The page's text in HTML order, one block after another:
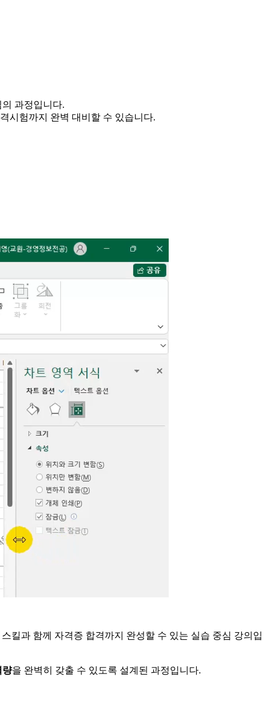
과정입니다.
시험까지 완벽 대비할 수 있습니다.
킬과 함께 자격증 합격까지 완성할 수 있는 실습 중심 강의입
량을 완벽히 갖출 수 있도록 설계된 과정입니다.